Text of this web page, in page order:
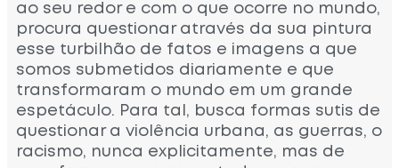
ao seu redor e com o que ocorre no mundo,
procura questionar através da sua pintura
esse turbilhão de fatos e imagens a que
somos submetidos diariamente e que
transformaram o mundo em um grande
espetáculo. Para tal, busca formas sutis de
questionar a violência urbana, as guerras, o
racismo, nunca explicitamente, mas de